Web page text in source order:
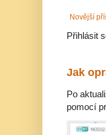
Novější
Přihlásit
Jak
Po
pomocí